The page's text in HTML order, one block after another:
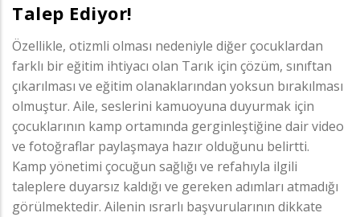
Talep Ediyor!
Özellikle, otizmli olması nedeniyle diğer çocuklardan
farklı bir eğitim ihtiyacı olan Tarık için çözüm, sınıftan
çıkarılması ve eğitim olanaklarından yoksun bırakılması
olmuştur. Aile, seslerini kamuoyuna duyurmak için
çocuklarının kamp ortamında gerginleştiğine dair video
ve fotoğraflar paylaşmaya hazır olduğunu belirtti.
Kamp yönetimi çocuğun sağlığı ve refahıyla ilgili
taleplere duyarsız kaldığı ve gereken adımları atmadığı
görülmektedir. Ailenin ısrarlı başvurularının dikkate